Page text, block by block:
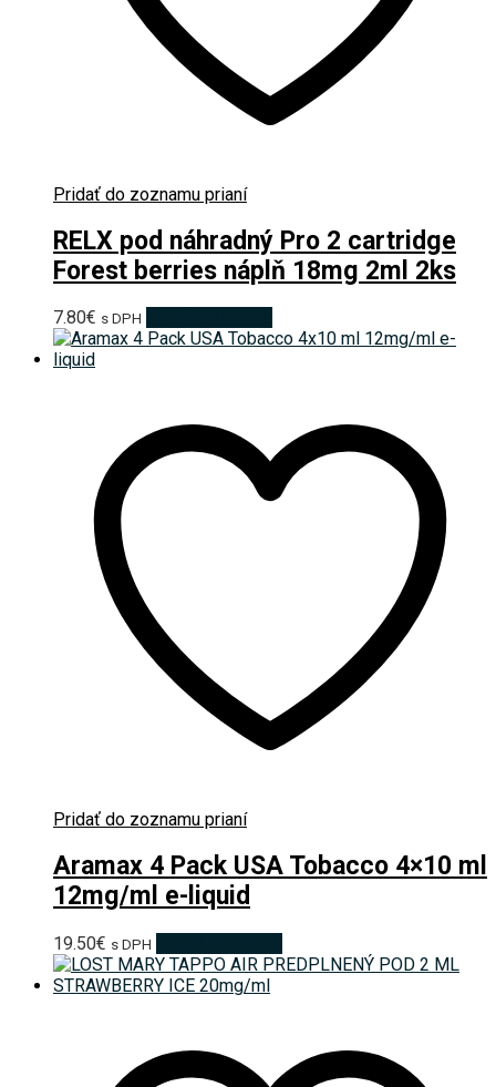
Pridať do zoznamu prianí
RELX pod náhradný Pro 2 cartridge
Forest berries náplň 18mg 2ml 2ks
7.80€ s DPH
Pridať do zoznamu prianí
Aramax 4 Pack USA Tobacco 4×10 ml
12mg/ml e-liquid
19.50€ s DPH